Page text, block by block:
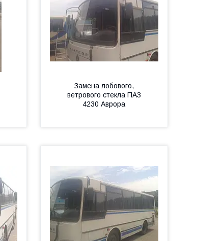
Замена лобового,
ветрового стекла ПАЗ
4230 Аврора